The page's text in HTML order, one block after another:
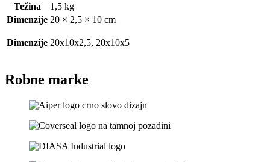
Težina
1,5 kg
Dimenzije 20 × 2,5 × 10 cm
Dimenzije 20x10x2,5, 20x10x5
Robne marke